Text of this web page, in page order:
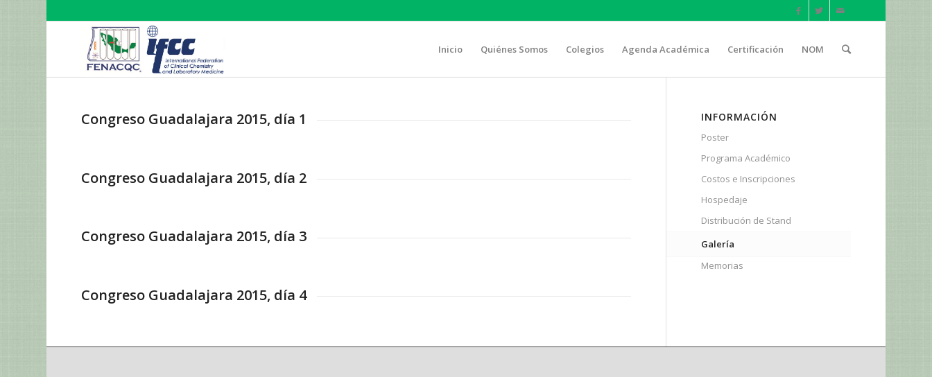
Inicio Quiénes Somos Colegios Agenda Académica Certificación NOM
Congreso Guadalajara 2015, día 1
Congreso Guadalajara 2015, día 2
Congreso Guadalajara 2015, día 3
Congreso Guadalajara 2015, día 4
INFORMACIÓN
Poster
Programa Académico
Costos e Inscripciones
Hospedaje
Distribución de Stand
Galería
Memorias